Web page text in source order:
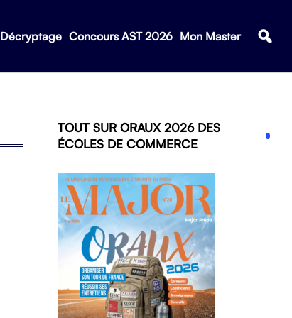
Décryptage Concours AST 2026 Mon Master
TOUT SUR ORAUX 2026 DES
ÉCOLES DE COMMERCE